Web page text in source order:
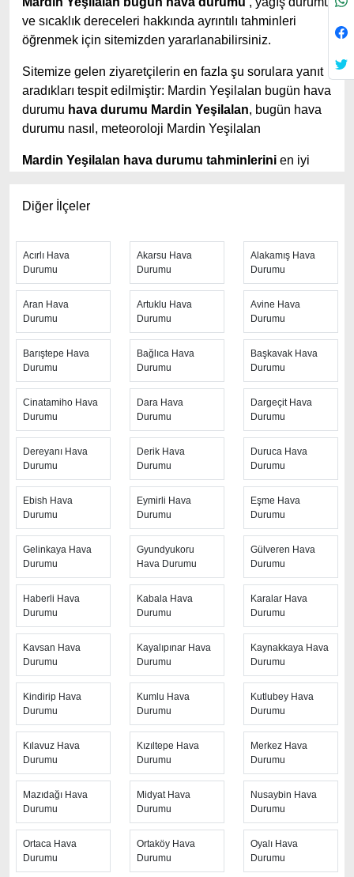
ve sıcaklık dereceleri hakkında ayrıntılı tahminleri
öğrenmek için sitemizden yararlanabilirsiniz.
Sitemize gelen ziyaretçilerin en fazla şu sorulara yanıt
aradıkları tespit edilmiştir: Mardin Yeşilalan bugün hava
durumu hava durumu Mardin Yeşilalan, bugün hava
durumu nasıl, meteoroloji Mardin Yeşilalan
Mardin Yeşilalan hava durumu tahminlerini en iyi
durumu
tahminlerini haftalık, aylık ve saatlik hava
durumu olarak ziyaretçilerine aktarıyor. Hava durumu 7
kadar uzatılmış hava tahminleri ile tahminlerinin
yanında daha fazla ayrıntının yer aldığı saatlik hava
durumu tahminlerini bulabilirsiniz. Bu sitede yer alan
geniş tahmin süreleri, kolay ve anlaşılır görseller ile
ziyaretçilerine kaliteli hizmet sunuyor. Ayrıca sitede
güncel Türkiye uydu radar görüntüleri ile bulutların
hareket yönü, yağış ve fırtına takibi yapılabilmektedir.
Hızlı güncellenen
Mardin Yeşilalan hava durumu
sayfasından her 10 dakikada arayla anlık hava
tahminleri ile yağış oranı, nem oranı, hava sıcaklık
dereceleri, hissedilen hava sıcaklığı, hava basıncı,
rüzgar hızı ve yönü, görüş mesafesi gibi değerlere de
ulaşabilirsiniz. Sitenin üst kısmında yer alan hava uyarı
ikonu ve uyarı mesajı ile şiddetli hava koşulları
hakkında ziyaretçiler bilgilendirilmektedir.
Mardin Yeşilalan hava durumunu
öğrenme ihtiyacı
olduğu zaman, en güvenilir kaynak olan Hava Durumu
sayfasını ziyaret etmenizi öneriyoruz. Saatlik, günlük ve
durumuna bakabilirsiniz. Ancak sayfadaki hava tahmin
sürelerinden en isabetli sonuçları haftalık yani 7 günlük
olduğunu belirtmek daha doğru olur. Diğer uzun süreli
hava tahminleri sık sık değişerek yaklaşan günlerde
kesinleşmektedir.
Diğer İlçeler
Acırlı Hava
Durumu
Akarsu Hava
Durumu
Alakamış Hava
Durumu
Aran Hava
Durumu
Artuklu Hava
Durumu
Avine Hava
Durumu
Barıştepe Hava
Durumu
Bağlıca Hava
Durumu
Başkavak Hava
Durumu
Cinatamiho Hava
Durumu
Dara Hava
Durumu
Dargeçit Hava
Durumu
Dereyanı Hava
Durumu
Derik Hava
Durumu
Duruca Hava
Durumu
Ebish Hava
Durumu
Eymirli Hava
Durumu
Eşme Hava
Durumu
Gelinkaya Hava
Durumu
Gyundyukoru
Hava Durumu
Gülveren Hava
Durumu
Haberli Hava
Durumu
Kabala Hava
Durumu
Karalar Hava
Durumu
Kavsan Hava
Durumu
Kayalıpınar Hava
Durumu
Kaynakkaya Hava
Durumu
Kindirip Hava
Durumu
Kumlu Hava
Durumu
Kutlubey Hava
Durumu
Kılavuz Hava
Durumu
Kızıltepe Hava
Durumu
Merkez Hava
Durumu
Mazıdağı Hava
Durumu
Midyat Hava
Durumu
Nusaybin Hava
Durumu
Ortaca Hava
Durumu
Ortaköy Hava
Durumu
Oyalı Hava
Durumu